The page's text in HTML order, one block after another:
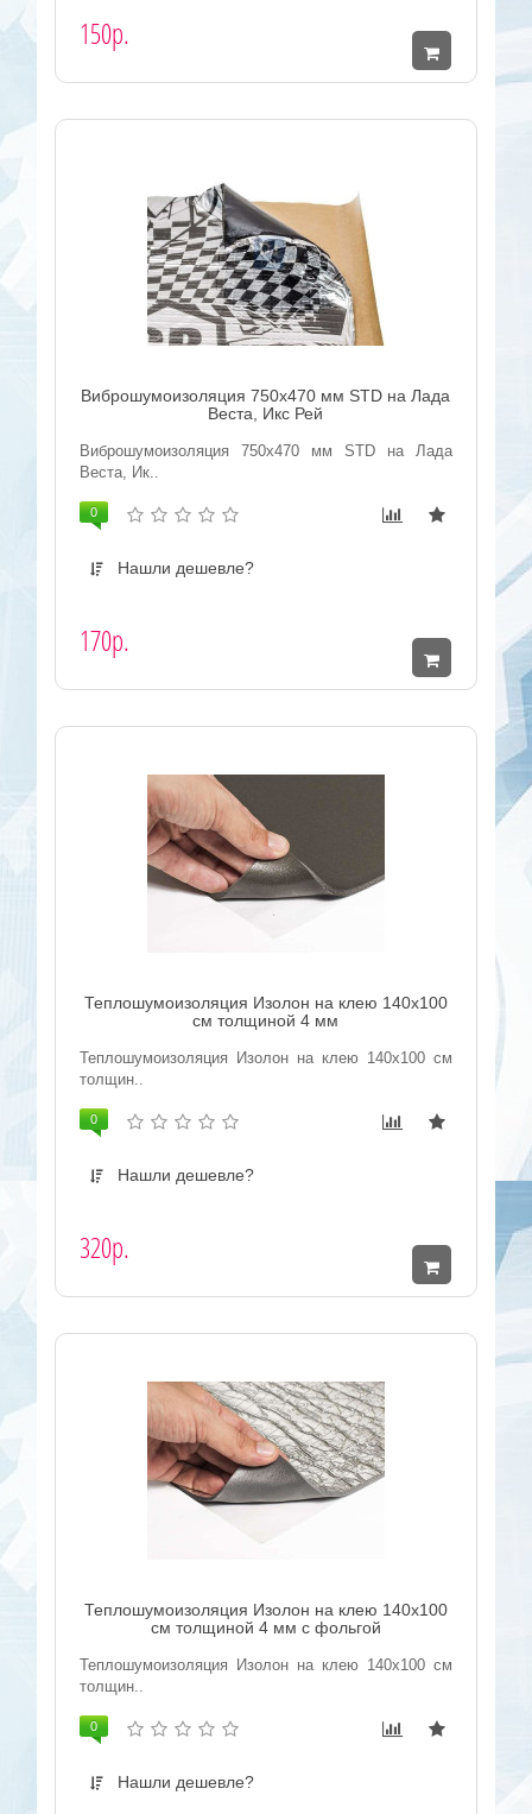
150р.
Виброшумоизоляция 750х470 мм STD на Лада
Веста, Икс Рей
Виброшумоизоляция 750х470 мм STD на Лада
Веста, Ик..
0
Нашли дешевле?
170р.
Теплошумоизоляция Изолон на клею 140x100
см толщиной 4 мм
Теплошумоизоляция Изолон на клею 140x100 см
толщин..
0
Нашли дешевле?
320р.
Теплошумоизоляция Изолон на клею 140x100
см толщиной 4 мм с фольгой
Теплошумоизоляция Изолон на клею 140x100 см
толщин..
0
Нашли дешевле?